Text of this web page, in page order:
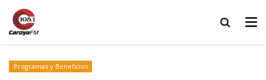
Programas y Beneficios